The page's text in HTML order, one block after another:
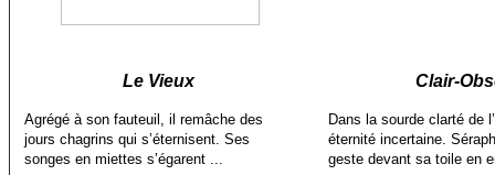
Le Vieux
Agrégé à son fauteuil, il remâche des
jours chagrins qui s’éternisent. Ses
songes en miettes s’égarent ...
Clair-
Dans la sourde clarté de
éternité incertaine.
geste devant sa toile en